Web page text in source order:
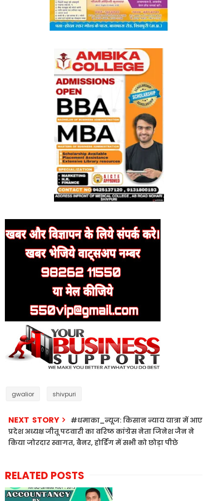
gwalior shivpuri
NEXT STORY
#धमाका_न्यूज: किसान न्याय यात्रा में आए
प्रदेश अध्यक्ष जीतू पटवारी का वरिष्ठ कांग्रेस नेता जिनेश जैन ने
किया जोरदार स्वागत, बैनर, होर्डिंग में सभी को छोड़ा पीछे
RELATED POSTS